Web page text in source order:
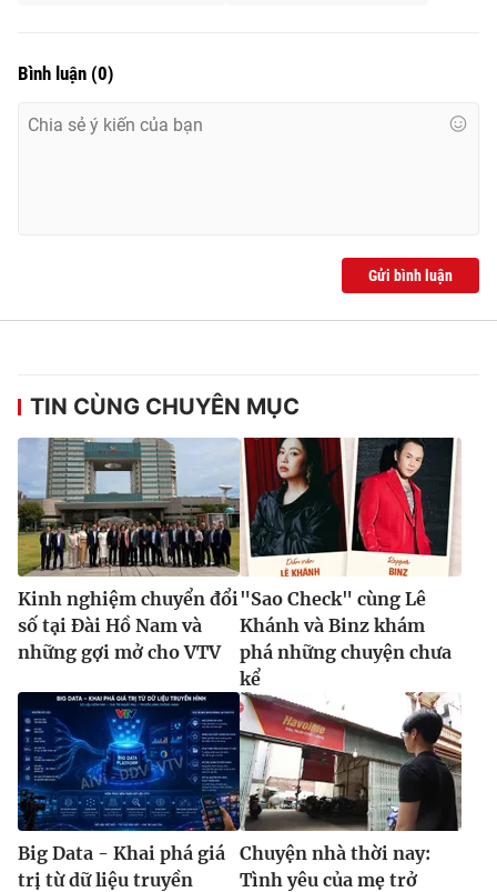
Bình luận (0)
Gửi bình luận
TIN CÙNG CHUYÊN MỤC
Kinh nghiệm chuyển đổi
số tại Đài Hồ Nam và
những gợi mở cho VTV
"Sao Check" cùng Lê
Khánh và Binz khám
phá những chuyện chưa
kể
Big Data - Khai phá giá
trị từ dữ liệu truyền
Chuyện nhà thời nay:
Tình yêu của mẹ trở